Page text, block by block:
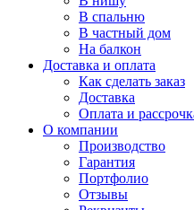
В спальню
В частный дом
На балкон
Доставка и оплата
Как сделать заказ
Доставка
Оплата и
О компании
Производство
Гарантия
Портфолио
Отзывы